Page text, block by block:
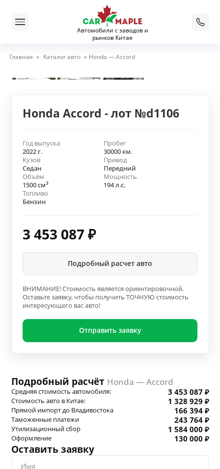
Автомобили с заводов и
рынков Китая
Главная » Каталог авто » Honda — Accord
Honda Accord - лот №d1106
Год выпуска
2022 г.
Пробег
30000 км.
Кузов
Седан
Привод
Передний
Объём
1500 см3
Мощность
194 л.с.
Топливо
Бензин
3 453 087 ₽
Подробный расчет авто
ВНИМАНИЕ! Стоимость является ориентировочной.
Оставьте заявку, чтобы получить ТОЧНУЮ стоимость
интересующего вас авто!
Отправить заявку
Подробный расчёт Honda — Accord
Средняя стоимость автомобиля: 3 453 087 ₽
Стоимость авто в Китае: 1 328 929 ₽
Прямой импорт до Владивостока 166 394 ₽
Таможенные платежи 243 764 ₽
Утилизационный сбор 1 584 000 ₽
Оформление 130 000 ₽
Оставить заявку